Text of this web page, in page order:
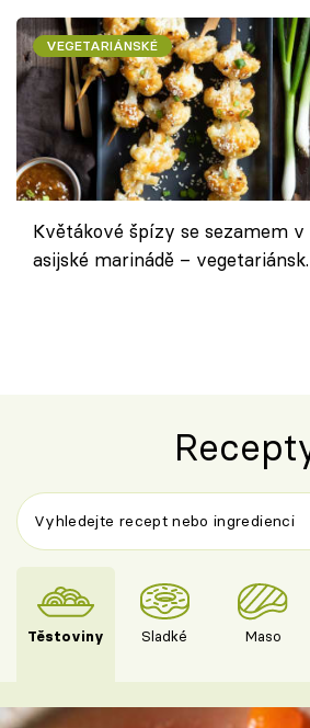
VEGETARIÁNSKÉ
Květákové špízy se sezamem v
asijské marinádě –
Těstoviny Sladké Maso